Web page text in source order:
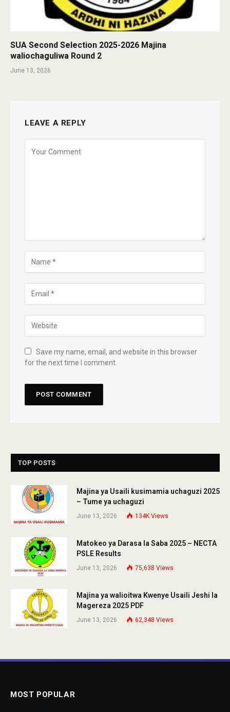
SUA Second Selection 2025-2026 Majina
waliochaguliwa Round 2
June 13, 2026
LEAVE A REPLY
Save my name, email, and website in this browser
for the next time I comment.
TOP POSTS
Majina ya Usaili kusimamia uchaguzi 2025
– Tume ya uchaguzi
June 13, 2026 134K Views
Matokeo ya Darasa la Saba 2025 – NECTA
PSLE Results
June 13, 2026 75,638 Views
Majina ya walioitwa Kwenye Usaili Jeshi la
Magereza 2025 PDF
June 13, 2026 62,348 Views
MOST POPULAR